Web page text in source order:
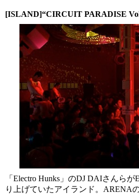
[ISLAND]“CIRCUIT PARADISE
「Electro Hunks」のDJ DAIさんら
り上げていたアイランド。ARENA